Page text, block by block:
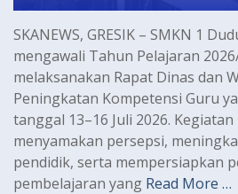
SKANEWS, GRESIK – SMKN 1
mengawali Tahun Pelajaran
melaksanakan Rapat Dinas dan
Peningkatan Kompetensi Guru
tanggal 13–16 Juli 2026.
menyamakan persepsi,
pendidik, serta mempersiapkan
pembelajaran yang Read More …